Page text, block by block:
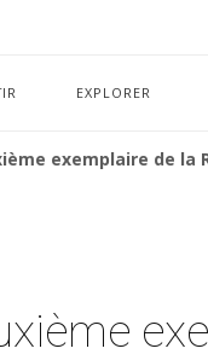
EXPLORER
exemplaire de la